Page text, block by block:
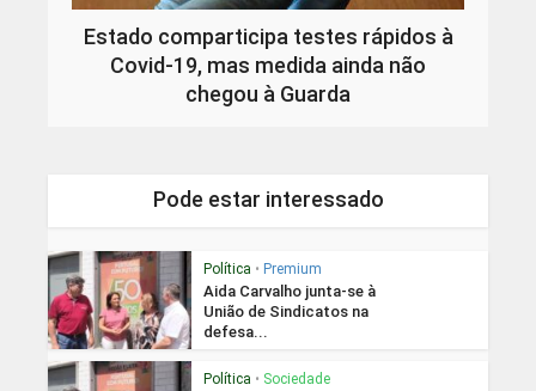
Estado comparticipa testes rápidos à
Covid-19, mas medida ainda não
chegou à Guarda
Pode estar interessado
Política • Premium
Aida Carvalho junta-se à
União de Sindicatos na
defesa...
Política • Sociedade